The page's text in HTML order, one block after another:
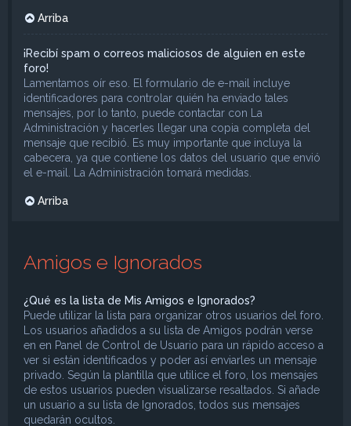
Arriba
¡Recibí spam o correos maliciosos de alguien en este
foro!
Lamentamos oír eso. El formulario de e-mail incluye
identificadores para controlar quién ha enviado tales
mensajes, por lo tanto, puede contactar con La
Administración y hacerles llegar una copia completa del
mensaje que recibió. Es muy importante que incluya la
cabecera, ya que contiene los datos del usuario que envió
el e-mail. La Administración tomará medidas.
Arriba
Amigos e Ignorados
¿Qué es la lista de Mis Amigos e Ignorados?
Puede utilizar la lista para organizar otros usuarios del foro.
Los usuarios añadidos a su lista de Amigos podrán verse
en en Panel de Control de Usuario para un rápido acceso a
ver si están identificados y poder así enviarles un mensaje
privado. Según la plantilla que utilice el foro, los mensajes
de estos usuarios pueden visualizarse resaltados. Si añade
un usuario a su lista de Ignorados, todos sus mensajes
quedarán ocultos.